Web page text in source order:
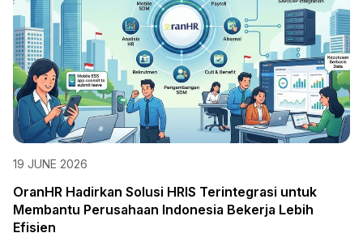
19 JUNE 2026
OranHR Hadirkan Solusi HRIS Terintegrasi untuk
Membantu Perusahaan Indonesia Bekerja Lebih
Efisien